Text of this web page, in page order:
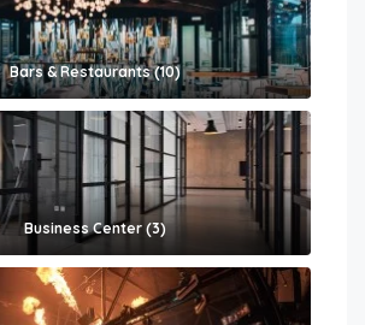
Bars & Restaurants (10)
Business Center (3)